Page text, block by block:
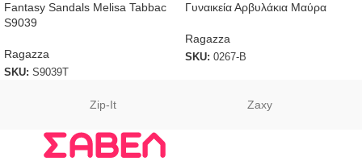
Fantasy Sandals Melisa Tabbac
S9039
Ragazza
SKU: S9039T
Γυναικεία Αρβυλάκια Μαύρα
Ragazza
SKU: 0267-B
Zip-It Zaxy